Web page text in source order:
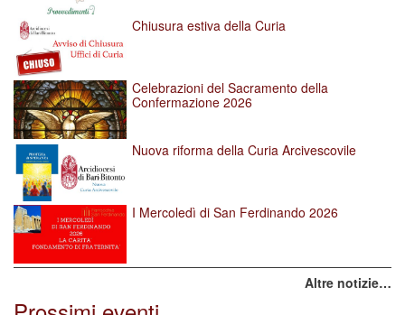
Chiusura estiva della Curia
Celebrazioni del Sacramento della
Confermazione 2026
Nuova riforma della Curia Arcivescovile
I Mercoledì di San Ferdinando 2026
Altre notizie…